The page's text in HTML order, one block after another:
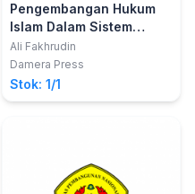
Pengembangan Hukum
Islam Dalam Sistem
Hukum Ketenagakerjaan
di Indonesia
Ali Fakhrudin
Damera Press
Stok: 1/1